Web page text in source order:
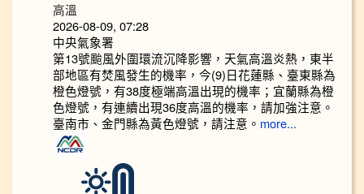
高溫
2026-08-09, 07:28
中央氣象署
第13號颱風外圍環流沉降影響，天氣高溫炎熱，東半
部地區有焚風發生的機率，今(9)日花蓮縣、臺東縣為
橙色燈號，有38度極端高溫出現的機率；宜蘭縣為橙
色燈號，有連續出現36度高溫的機率，請加強注意。
臺南市、金門縣為黃色燈號，請注意。 more...